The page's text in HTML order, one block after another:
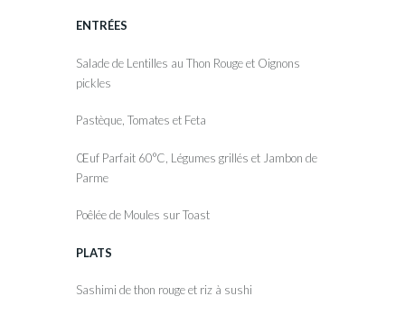
ENTRÉES
Salade de Lentilles au Thon Rouge et Oignons
pickles
Pastèque, Tomates et Feta
Œuf Parfait 60°C, Légumes grillés et Jambon de
Parme
Poêlée de Moules sur Toast
PLATS
Sashimi de thon rouge et riz à sushi